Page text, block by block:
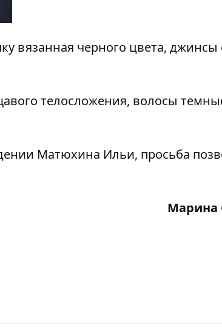
вязанная черного цвета, джинсы
телосложения, волосы
Матюхина Ильи, просьба
Марина